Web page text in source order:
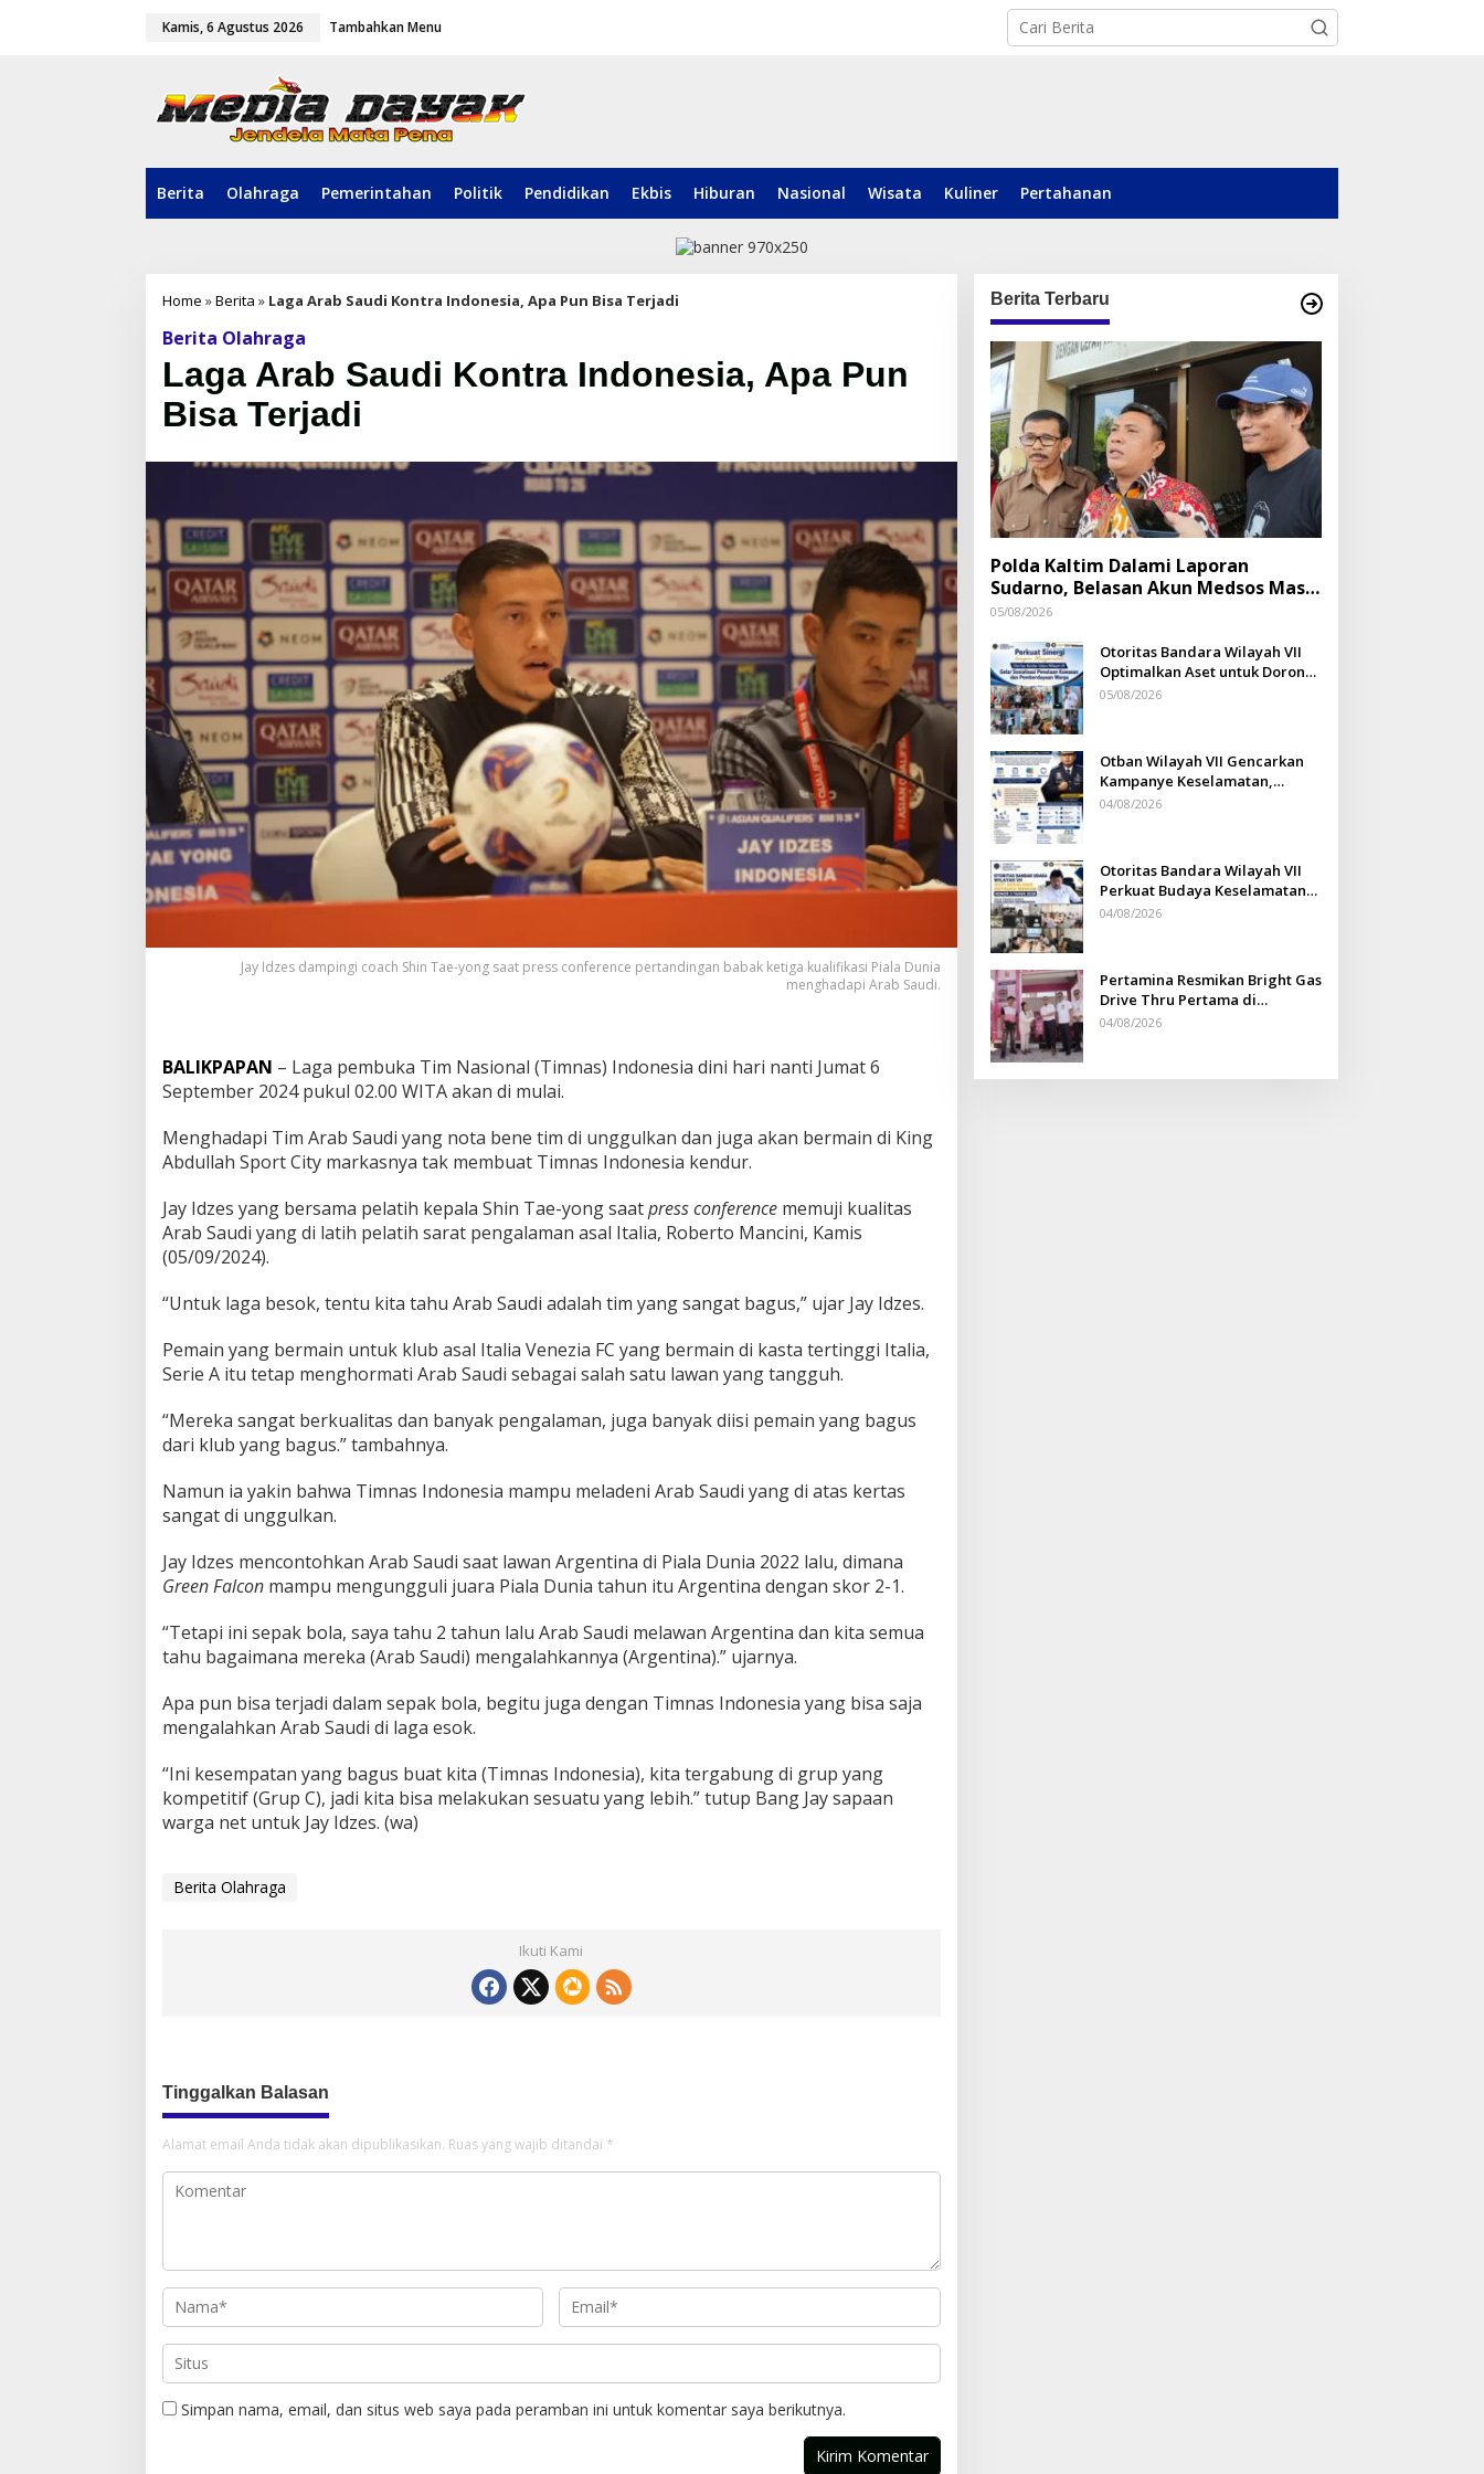
Kamis, 6 Agustus 2026 Tambahkan Menu
Berita Olahraga Pemerintahan Politik Pendidikan Ekbis Hiburan Nasional Wisata Kuliner Pertahanan
Home »Berita » Laga Arab Saudi Kontra Indonesia, Apa Pun Bisa Terjadi
Berita Olahraga
Laga Arab Saudi Kontra Indonesia, Apa Pun
Bisa Terjadi
Jay Idzes dampingi coach Shin Tae-yong saat press conference pertandingan babak ketiga kualifikasi Piala Dunia
menghadapi Arab Saudi.
BALIKPAPAN – Laga pembuka Tim Nasional (Timnas) Indonesia dini hari nanti Jumat 6
September 2024 pukul 02.00 WITA akan di mulai.
Menghadapi Tim Arab Saudi yang nota bene tim di unggulkan dan juga akan bermain di King
Abdullah Sport City markasnya tak membuat Timnas Indonesia kendur.
Jay Idzes yang bersama pelatih kepala Shin Tae-yong saatpress conference memuji kualitas
Arab Saudi yang di latih pelatih sarat pengalaman asal Italia, Roberto Mancini, Kamis
(05/09/2024).
“Untuk laga besok, tentu kita tahu Arab Saudi adalah tim yang sangat bagus,” ujar Jay Idzes.
Pemain yang bermain untuk klub asal Italia Venezia FC yang bermain di kasta tertinggi Italia,
Serie A itu tetap menghormati Arab Saudi sebagai salah satu lawan yang tangguh.
“Mereka sangat berkualitas dan banyak pengalaman, juga banyak diisi pemain yang bagus
dari klub yang bagus.” tambahnya.
Namun ia yakin bahwa Timnas Indonesia mampu meladeni Arab Saudi yang di atas kertas
sangat di unggulkan.
Jay Idzes mencontohkan Arab Saudi saat lawan Argentina di Piala Dunia 2022 lalu, dimana
Green Falcon mampu mengungguli juara Piala Dunia tahun itu Argentina dengan skor 2-1.
“Tetapi ini sepak bola, saya tahu 2 tahun lalu Arab Saudi melawan Argentina dan kita semua
tahu bagaimana mereka (Arab Saudi) mengalahkannya (Argentina).” ujarnya.
Apa pun bisa terjadi dalam sepak bola, begitu juga dengan Timnas Indonesia yang bisa saja
mengalahkan Arab Saudi di laga esok.
“Ini kesempatan yang bagus buat kita (Timnas Indonesia), kita tergabung di grup yang
kompetitif (Grup C), jadi kita bisa melakukan sesuatu yang lebih.” tutup Bang Jay sapaan
warga net untuk Jay Idzes. (wa)
Berita Olahraga
Ikuti Kami
Tinggalkan Balasan
Alamat email Anda tidak akan dipublikasikan. Ruas yang wajib ditandai *
Simpan nama, email, dan situs web saya pada peramban ini untuk komentar saya berikutnya.
Berita Terbaru
Polda Kaltim Dalami Laporan
Sudarno, Belasan Akun Medsos Masih
Tahap Penyelidikan
05/08/2026
Otoritas Bandara Wilayah VII
Optimalkan Aset untuk Dorong
Ekonomi Warga Sepinggan
05/08/2026
Otban Wilayah VII Gencarkan
Kampanye Keselamatan,
Ferdinan Nurdin: Budaya
04/08/2026
Otoritas Bandara Wilayah VII
Perkuat Budaya Keselamatan
Penerbangan
04/08/2026
Pertamina Resmikan Bright Gas
Drive Thru Pertama di
Indonesia
04/08/2026